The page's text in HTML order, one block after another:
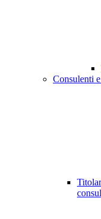
Consulenti